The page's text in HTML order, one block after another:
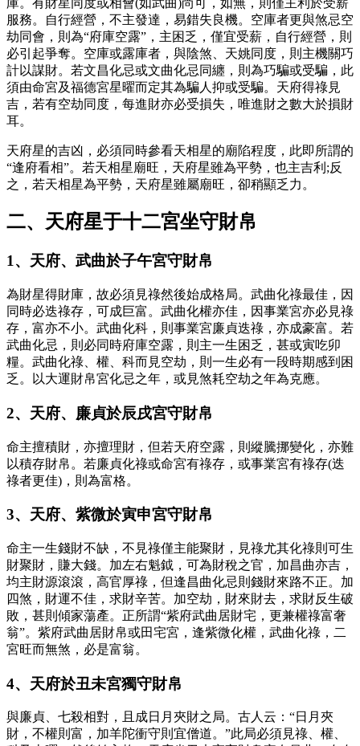
服務。自行經營，不主發達，易錯失良機。空庫者更與煞忌空
劫同會，則為“府庫空露”，主困乏，僅宜受薪，自行經營，則
必引起爭奪。空庫或露庫者，與陰煞、天姚同度，則主機關巧
計以謀財。若文昌化忌或文曲化忌同纏，則為巧騙或受騙，此
須由命宮及福德宮星曜而定其為騙人抑或受騙。天府得祿見
吉，若有空劫同度，每進財亦必受損失，唯進財之數大於損財
耳。
天府星的吉凶，必須同時參看天相星的廟陷程度，此即所謂的
“逢府看相”。若天相星廟旺，天府星雖為平勢，也主吉利;反
之，若天相星為平勢，天府星雖屬廟旺，卻稍顯乏力。
二、天府星于十二宮坐守財帛
1、天府、武曲於子午宮守財帛
為財星得財庫，故必須見祿然後始成格局。武曲化祿最佳，因
同時必迭祿存，可成巨富。武曲化權亦佳，因事業宮亦必見祿
存，富亦不小。武曲化科，則事業宮廉貞迭祿，亦成豪富。若
武曲化忌，則必同時府庫空露，則主一生困乏，甚或寅吃卯
糧。武曲化祿、權、科而見空劫，則一生必有一段時期感到困
乏。以大運財帛宮化忌之年，或見煞耗空劫之年為克應。
2、天府、廉貞於辰戌宮守財帛
命主擅積財，亦擅理財，但若天府空露，則縱騰挪變化，亦難
以積存財帛。若廉貞化祿或命宮有祿存，或事業宮有祿存(迭
祿者更佳)，則為富格。
3、天府、紫微於寅申宮守財帛
命主一生錢財不缺，不見祿僅主能聚財，見祿尤其化祿則可生
財聚財，賺大錢。加左右魁鉞，可為財稅之官，加昌曲亦吉，
均主財源滾滾，高官厚祿，但逢昌曲化忌則錢財來路不正。加
四煞，財運不佳，求財辛苦。加空劫，財來財去，求財反生破
敗，甚則傾家蕩產。正所謂“紫府武曲居財宅，更兼權祿富奢
翁”。紫府武曲居財帛或田宅宮，逢紫微化權，武曲化祿，二
宮旺而無煞，必是富翁。
4、天府於丑未宮獨守財帛
與廉貞、七殺相對，且成日月夾財之局。古人云：“日月夾
財，不權則富，加羊陀衝守則宜僧道。”此局必須見祿、權、